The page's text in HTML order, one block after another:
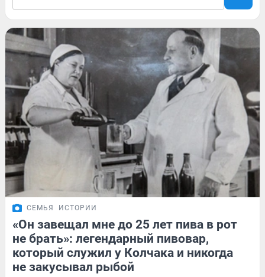
СЕМЬЯ ИСТОРИИ
«Он завещал мне до 25 лет пива в рот
не брать»: легендарный пивовар,
который служил у Колчака и никогда
не закусывал рыбой